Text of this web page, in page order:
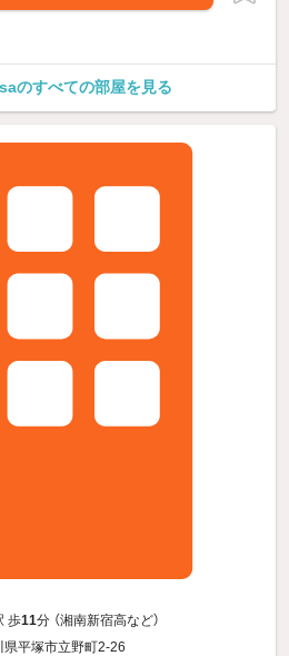
のすべての部屋を見る
歩11分 （湘南新宿高など）
県平塚市立野町2-26